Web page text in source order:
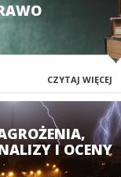
CZYTAJ WIĘCEJ
I OCENY